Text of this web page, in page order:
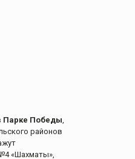
Парке Победы,
районов
«Шахматы»,